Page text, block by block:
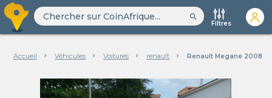
search
Filtres
Accueil Véhicules Voitures renault Renault Megane 2008